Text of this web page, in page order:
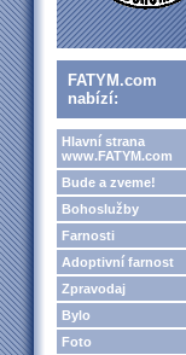
FATYM.com
nabízí:
Hlavní strana
www.FATYM.com
Bude a zveme!
Bohoslužby
Farnosti
Adoptivní farnost
Zpravodaj
Bylo
Foto